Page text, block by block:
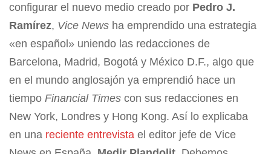
configurar el nuevo medio creado por Pedro J.
Ramírez, Vice News ha emprendido una estrategia
«en español» uniendo las redacciones de
Barcelona, Madrid, Bogotá y México D.F., algo que
en el mundo anglosajón ya emprendió hace un
tiempo Financial Times con sus redacciones en
New York, Londres y Hong Kong. Así lo explicaba
en una reciente entrevista el editor jefe de Vice